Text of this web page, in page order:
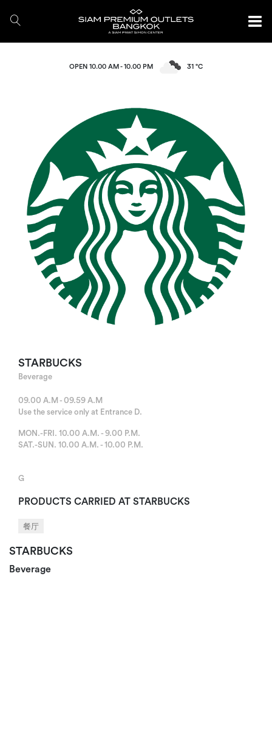
OPEN 10.00 AM - 10.00 PM 31 °C
STARBUCKS
Beverage
09.00 A.M - 09.59 A.M
Use the service only at Entrance D.
MON.-FRI. 10.00 A.M. - 9.00 P.M.
SAT.-SUN. 10.00 A.M. - 10.00 P.M.
G
PRODUCTS CARRIED AT STARBUCKS
餐厅
STARBUCKS
Beverage